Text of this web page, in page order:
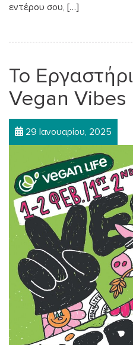
εντέρου σου, […]
Το
Vegan Vibes
29 Ιανουαρίου, 2025